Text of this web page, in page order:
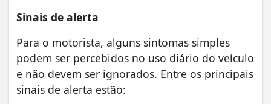
Sinais de alerta
Para o motorista, alguns sintomas simples
podem ser percebidos no uso diário do veículo
e não devem ser ignorados. Entre os principais
sinais de alerta estão: